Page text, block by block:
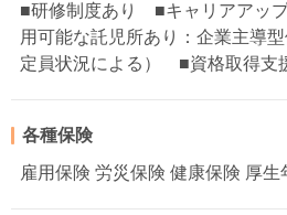
■研修制度あり ■キャリアアッ
用可能な託児所あり：企業主導
定員状況による） ■資格取得支
各種保険
雇用保険 労災保険 健康保険 厚生